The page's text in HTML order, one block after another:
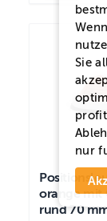
orange mit
rund 70
Sie
nur